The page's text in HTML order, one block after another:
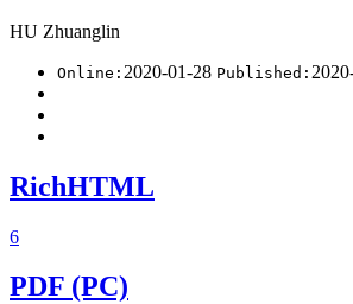
HU Zhuanglin
Online: 2020-01-28 Published:
RichHTML
6
PDF (PC)